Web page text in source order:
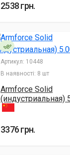
2538 грн.
Артикул: 10448
В наявності: 8 шт
Armforce Solid
(индустриальная)
3376 грн.